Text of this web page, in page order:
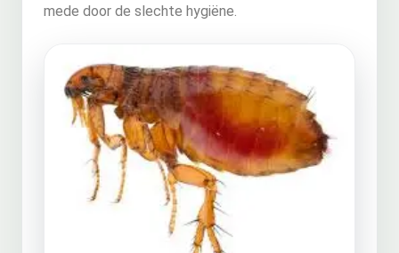
mede door de slechte hygiëne.